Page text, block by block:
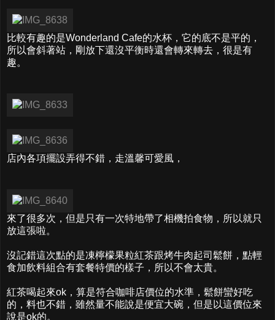
比較有趣的是Wonderland Cafe的水杯，它的底不是平的，
所以會斜著站，剛放下還沒平衡時還會轉來轉去，很是有
趣。
店內各項擺設弄得不錯，走溫馨可愛風，
來了很多次，但是只有一次特地帶了相機拍食物，所以就只
放這張啦。
沒記錯這次點的是凍檸檬果粒紅茶跟烤牛肉起司鬆餅，點輕
食加飲料組合有套餐特價的樣子，所以不會太貴。
紅茶喝起來ok，算是符合咖啡店價位的水準，鬆餅蠻好吃
的，料也不錯，雖然量不能說是便宜大碗，但是以這價位來
說是ok的。